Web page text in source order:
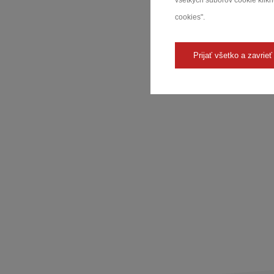
cookies".
Prijať všetko a zavrieť